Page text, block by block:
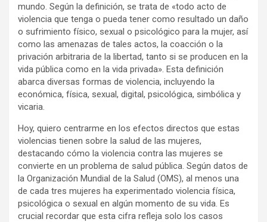
mundo. Según la definición, se trata de «todo acto de
violencia que tenga o pueda tener como resultado un daño
o sufrimiento físico, sexual o psicológico para la mujer, así
como las amenazas de tales actos, la coacción o la
privación arbitraria de la libertad, tanto si se producen en la
vida pública como en la vida privada». Esta definición
abarca diversas formas de violencia, incluyendo la
económica, física, sexual, digital, psicológica, simbólica y
vicaria.
Hoy, quiero centrarme en los efectos directos que estas
violencias tienen sobre la salud de las mujeres,
destacando cómo la violencia contra las mujeres se
convierte en un problema de salud pública. Según datos de
la Organización Mundial de la Salud (OMS), al menos una
de cada tres mujeres ha experimentado violencia física,
psicológica o sexual en algún momento de su vida. Es
crucial recordar que esta cifra refleja solo los casos